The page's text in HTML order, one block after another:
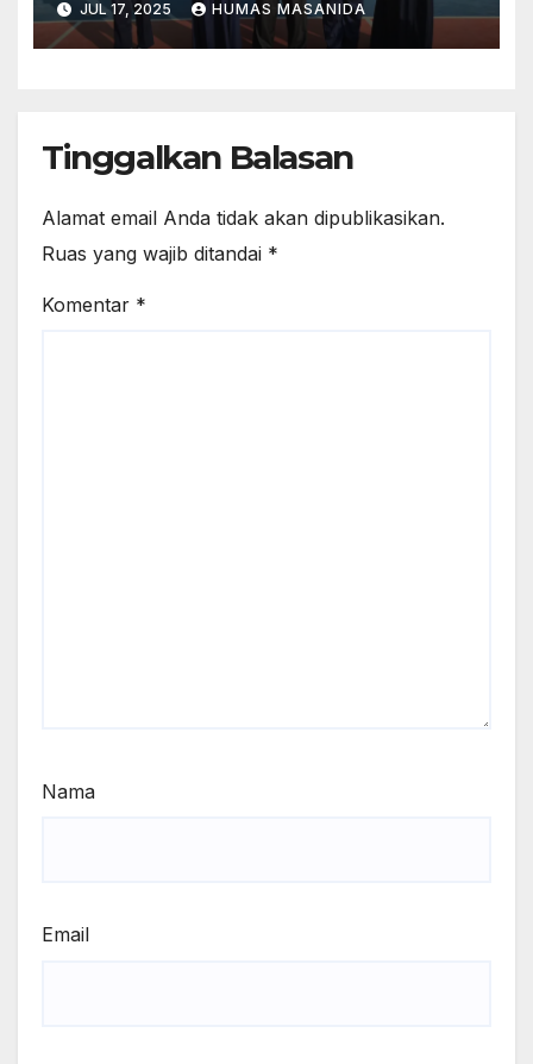
JUL 17, 2025 HUMAS MASANIDA
Tinggalkan Balasan
Alamat email Anda tidak akan dipublikasikan.
Ruas yang wajib ditandai *
Komentar *
Nama
Email